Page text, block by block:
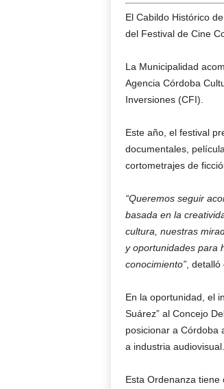
El Cabildo Histórico
del Festival de Cine
La Municipalidad
Agencia Córdoba
Inversiones (CFI).
Este año, el festival
documentales,
cortometrajes de
“Queremos seguir
basada en la
cultura, nuestras
y oportunidades para
conocimiento”, detalló
En la oportunidad, el
Suárez” al Concejo
posicionar a Córdoba
a industria audiovisual.
Esta Ordenanza